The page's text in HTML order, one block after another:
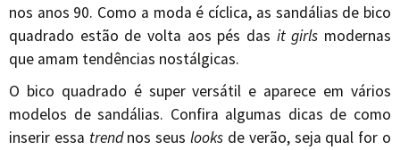
nos anos 90. Como a moda é cíclica, as sandálias de bico
quadrado estão de volta aos pés das it girls modernas
que amam tendências nostálgicas.
O bico quadrado é super versátil e aparece em vários
modelos de sandálias. Confira algumas dicas de como
inserir essa trendnos seuslooks de verão, seja qual for o